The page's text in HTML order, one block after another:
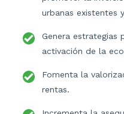
urbanas existentes
Genera estrategias
activación de la
Fomenta la
rentas.